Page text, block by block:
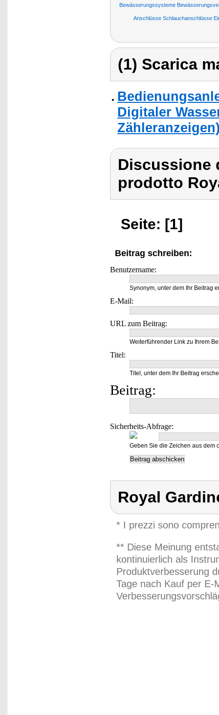
Bewässerungssysteme
Anschlüsse Schlauchanschlüsse
(1) Scarica
Digitaler
Discussione
prodotto
Seite: [1]
Beitrag schreiben:
Benutzername:
Synonym, unter dem Ihr Beitrag
E-Mail:
URL zum Beitrag:
Weiterführender Link zu Ihrem
Titel:
Titel, unter dem Ihr Beitrag
Beitrag:
Sicherheits-Abfrage:
Geben Sie die Zeichen aus dem
Royal
* I prezzi sono
** Diese Meinung
kontinuierlich als
Produktverbesserung
Tage nach Kauf per E-